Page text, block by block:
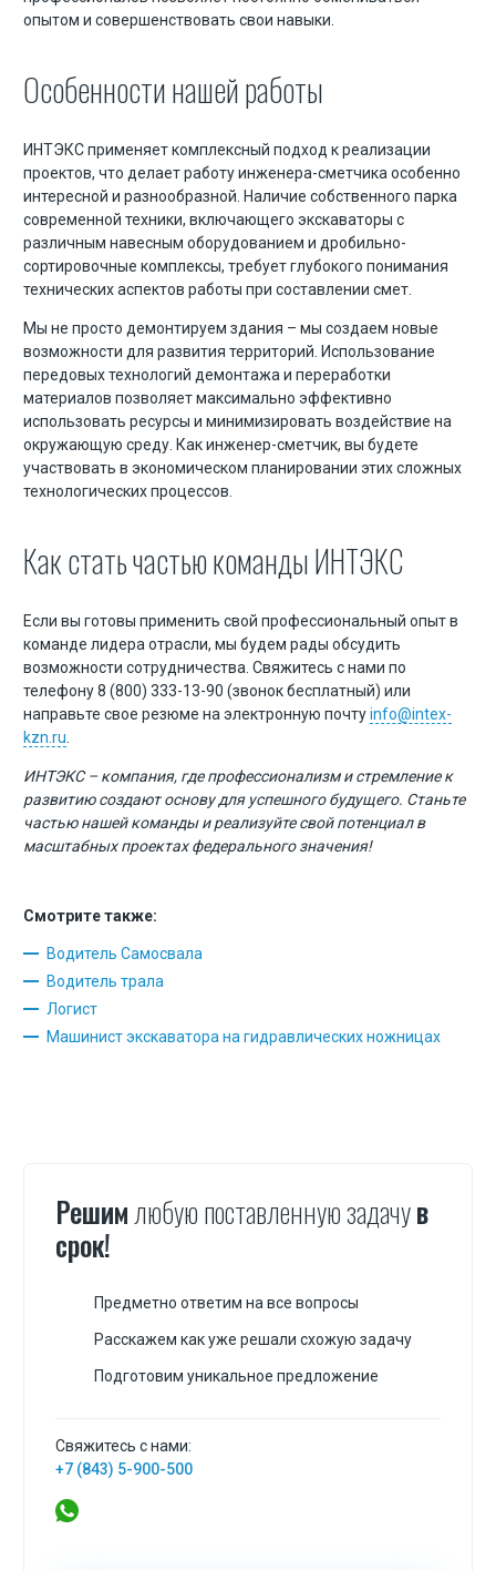
опытом и совершенствовать свои навыки.
Особенности нашей работы
ИНТЭКС применяет комплексный подход к реализации
проектов, что делает работу инженера-сметчика особенно
интересной и разнообразной. Наличие собственного парка
современной техники, включающего экскаваторы с
различным навесным оборудованием и дробильно-
сортировочные комплексы, требует глубокого понимания
технических аспектов работы при составлении смет.
Мы не просто демонтируем здания – мы создаем новые
возможности для развития территорий. Использование
передовых технологий демонтажа и переработки
материалов позволяет максимально эффективно
использовать ресурсы и минимизировать воздействие на
окружающую среду. Как инженер-сметчик, вы будете
участвовать в экономическом планировании этих сложных
технологических процессов.
Как стать частью команды ИНТЭКС
Если вы готовы применить свой профессиональный опыт в
команде лидера отрасли, мы будем рады обсудить
возможности сотрудничества. Свяжитесь с нами по
телефону 8 (800) 333-13-90 (звонок бесплатный) или
направьте свое резюме на электронную почтуinfo@intex-
kzn.ru
ИНТЭКС – компания, где профессионализм и стремление к
развитию создают основу для успешного будущего. Станьте
частью нашей команды и реализуйте свой потенциал в
масштабных проектах федерального значения!
Смотрите также:
Водитель Самосвала
Водитель трала
Логист
Машинист экскаватора на гидравлических ножницах
Решимлюбую поставленную задачув
срок!
Предметно ответим на все вопросы
Расскажем как уже решали схожую задачу
Подготовим уникальное предложение
Свяжитесь с нами:
+7 (843) 5-900-500